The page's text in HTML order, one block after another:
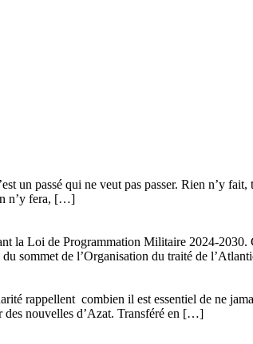
passé qui ne veut pas passer. Rien n’y
n’y fera, […]
la Loi de Programmation Militaire 2024-
sommet de l’Organisation du traité de
rappellent combien il est essentiel de ne
des nouvelles d’Azat. Transféré en […]